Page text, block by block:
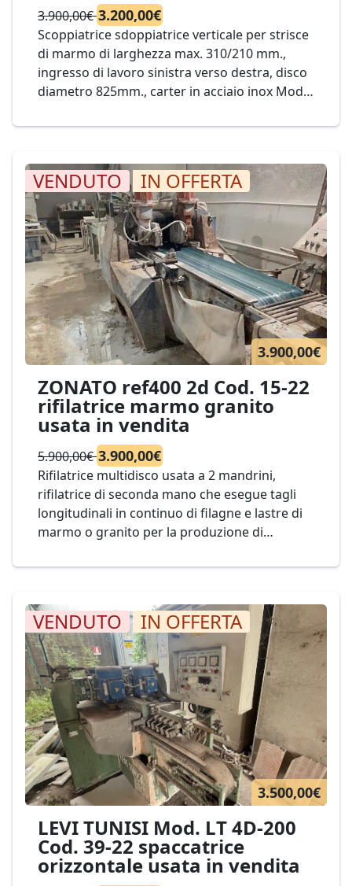
3.900,00€3.200,00€
Scoppiatrice sdoppiatrice verticale per strisce
di marmo di larghezza max. 310/210 mm.,
ingresso di lavoro sinistra verso destra, disco
diametro 825mm., carter in acciaio inox Mod.
VENDUTO IN OFFERTA
3.900,00€
ZONATO ref400 2d Cod. 15-22
rifilatrice marmo granito
usata in vendita
5.900,00€3.900,00€
Rifilatrice multidisco usata a 2 mandrini,
rifilatrice di seconda mano che esegue tagli
longitudinali in continuo di filagne e lastre di
marmo o granito per la produzione di
permette di rifilare filagne per ottenere la
ZONATO Cod. 15-22
VENDUTO IN OFFERTA
3.500,00€
LEVI TUNISI Mod. LT 4D-200
Cod. 39-22 spaccatrice
orizzontale usata in vendita